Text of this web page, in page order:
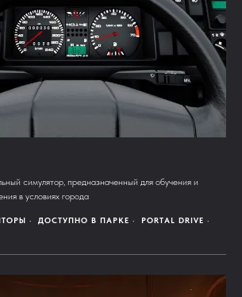
симулятор, предназначенный для обучения и
в условиях города
ДОСТУПНО В ПАРКЕ
PORTAL DRIVE